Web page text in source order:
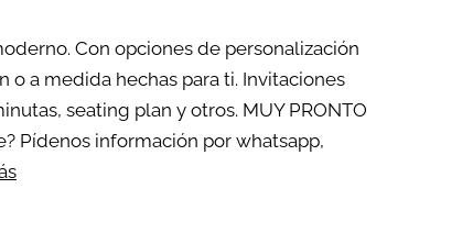
Con opciones de personalización
o a medida hechas para ti. Invitaciones
seating plan y otros. MUY PRONTO
Pídenos información por whatsapp,